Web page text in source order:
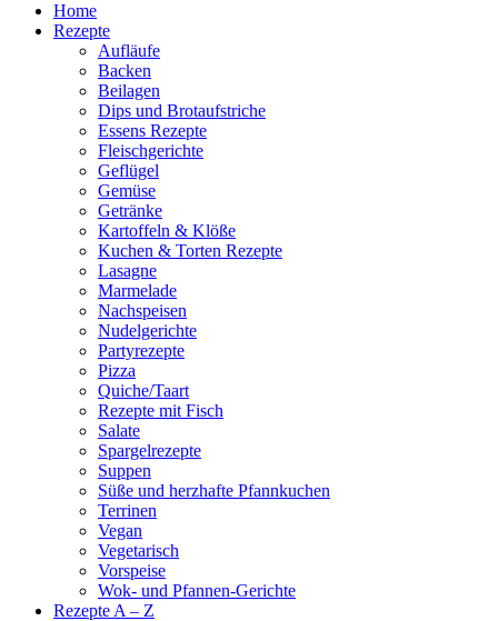
Home
Rezepte
Aufläufe
Backen
Beilagen
Dips und Brotaufstriche
Essens Rezepte
Fleischgerichte
Geflügel
Gemüse
Getränke
Kartoffeln & Klöße
Kuchen & Torten Rezepte
Lasagne
Marmelade
Nachspeisen
Nudelgerichte
Partyrezepte
Pizza
Quiche/Taart
Rezepte mit Fisch
Salate
Spargelrezepte
Suppen
Süße und herzhafte Pfannkuchen
Terrinen
Vegan
Vegetarisch
Vorspeise
Wok- und Pfannen-Gerichte
Rezepte A – Z